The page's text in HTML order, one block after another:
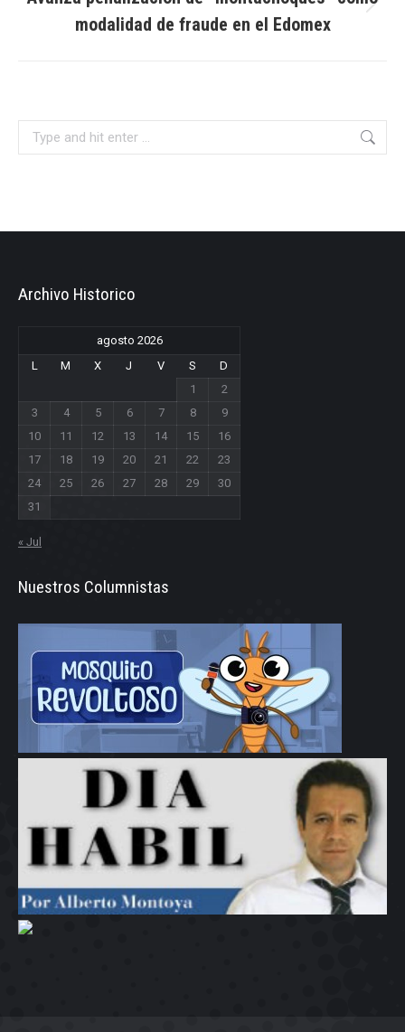
post:
modalidad de fraude en el Edomex
Archivo Historico
agosto 2026
L
M X J V S
D
1
2
3
4 5 6 7 8
9
10
11 12 13 14 15
16
17
18 19 20 21 22
23
24
25 26 27 28 29
30
31
« Jul
Nuestros Columnistas